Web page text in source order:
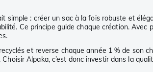
: créer un sac à la fois robuste et
Ce principe guide chaque création.
et reverse chaque année 1 % de son
Alpaka, c’est donc investir dans la